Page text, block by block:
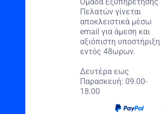
Πελατών γίνεται
αποκλειστικά μέσω
email για άμεση και
αξιόπιστη υποστήριξη
εντός 48ωρων.
Δευτέρα εως
Παρασκευή: 09.00-
18.00